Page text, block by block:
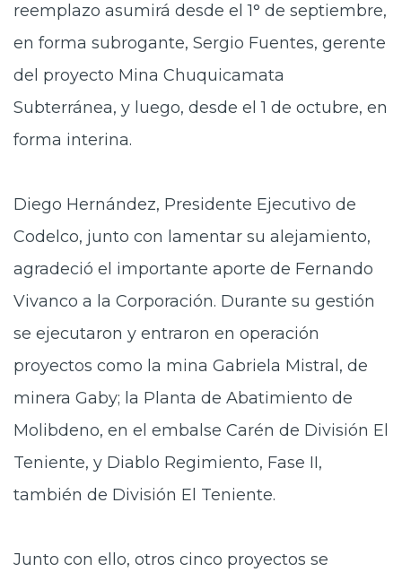
reemplazo asumirá desde el 1° de septiembre,
en forma subrogante, Sergio Fuentes, gerente
del proyecto Mina Chuquicamata
Subterránea, y luego, desde el 1 de octubre, en
forma interina.
Diego Hernández, Presidente Ejecutivo de
Codelco, junto con lamentar su alejamiento,
agradeció el importante aporte de Fernando
Vivanco a la Corporación. Durante su gestión
se ejecutaron y entraron en operación
proyectos como la mina Gabriela Mistral, de
minera Gaby; la Planta de Abatimiento de
Molibdeno, en el embalse Carén de División El
Teniente, y Diablo Regimiento, Fase II,
también de División El Teniente.
Junto con ello, otros cinco proyectos se